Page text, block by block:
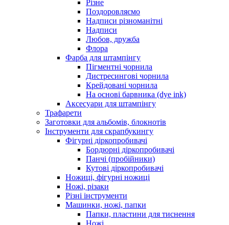
Різне
Поздоровляємо
Надписи різноманітні
Надписи
Любов, дружба
Флора
Фарба для штампінгу
Пігментні чорнила
Дистресингові чорнила
Крейдовані чорнила
На основі барвника (dye ink)
Аксесуари для штампінгу
Трафарети
Заготовки для альбомів, блокнотів
Інструменти для скрапбукингу
Фігурні діркопробивачі
Бордюрні діркопробивачі
Панчі (пробійники)
Кутові діркопробивачі
Ножиці, фігурні ножиці
Ножі, різаки
Різні інструменти
Машинки, ножі, папки
Папки, пластини для тиснення
Ножі